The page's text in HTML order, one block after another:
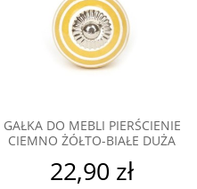
GAŁKA DO MEBLI PIERŚCIENIE
CIEMNO ŻÓŁTO-BIAŁE DUŻA
22,90 zł